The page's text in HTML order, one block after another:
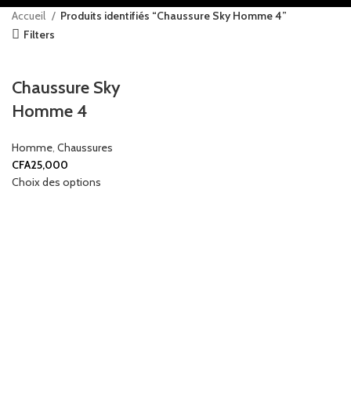
Accueil
Produits identifiés “Chaussure Sky Homme 4”
Filters
Chaussure Sky
Homme 4
Homme, Chaussures
CFA25,000
Choix des options